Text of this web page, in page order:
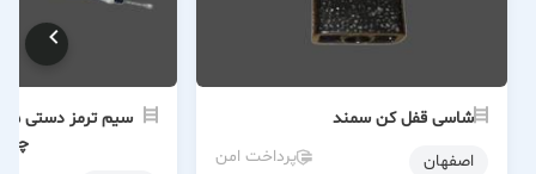
شاسی قفل کن سمند
اصفهان
پرداخت امن
چپ